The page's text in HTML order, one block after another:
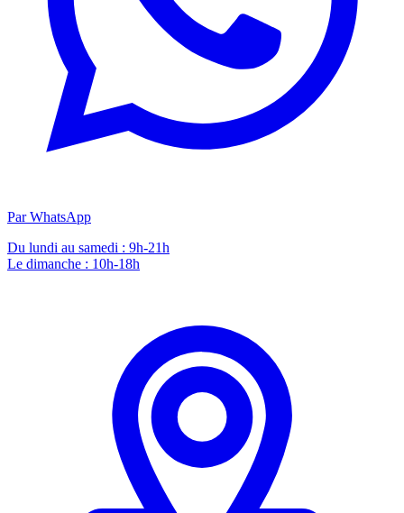
Par WhatsApp
Du lundi au samedi : 9h-21h
Le dimanche : 10h-18h